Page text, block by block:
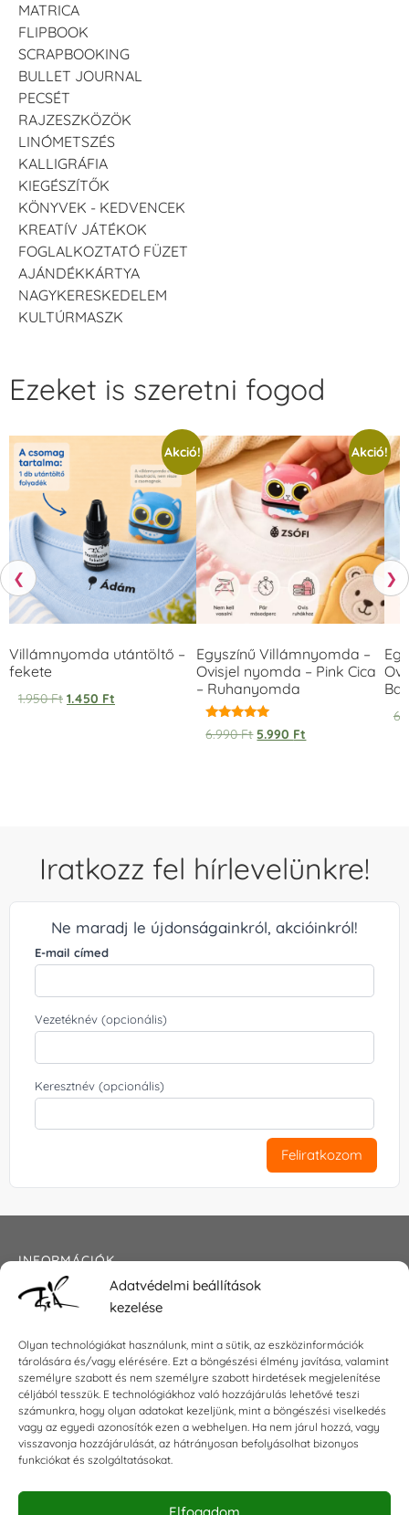
Adatvédelmi beállítások
kezelése
Olyan technológiákat használunk, mint a sütik, az eszközinformációk
tárolására és/vagy elérésére. Ezt a böngészési élmény javítása, valamint
személyre szabott és nem személyre szabott hirdetések megjelenítése
céljából tesszük. E technológiákhoz való hozzájárulás lehetővé teszi
számunkra, hogy olyan adatokat kezeljünk, mint a böngészési viselkedés
vagy az egyedi azonosítók ezen a webhelyen. Ha nem járul hozzá, vagy
visszavonja hozzájárulását, az hátrányosan befolyásolhat bizonyos
funkciókat és szolgáltatásokat.
Elfogadom
VersaCraft
Tintapárna -
Mentazöld
+1.380 Ft
VersaCraft
Tintapárna -
MATRICA
FLIPBOOK
SCRAPBOOKING
BULLET JOURNAL
PECSÉT
RAJZESZKÖZÖK
LINÓMETSZÉS
KALLIGRÁFIA
KIEGÉSZÍTŐK
KÖNYVEK - KEDVENCEK
KREATÍV JÁTÉKOK
FOGLALKOZTATÓ FÜZET
AJÁNDÉKKÁRTYA
NAGYKERESKEDELEM
KULTÚRMASZK
❮
Ezeket is szeretni fogod
Akció!
Villámnyomda utántöltő –
fekete
1.950Ft 1.450 Ft
Akció!
Egyszínű Villámnyomda –
Ovisjel nyomda – Pink Cica
– Ruhanyomda
Értékelés:
5.00
6.990Ft 5.990 Ft
❯
Iratkozz fel hírlevelünkre!
Ne maradj le újdonságainkról, akcióinkról!
E-mail címed
Vezetéknév (opcionális)
Keresztnév (opcionális)
Feliratkozom
INFORMÁCIÓK
Általános szerződési feltételek
Impresszum
KAPCSOLAT
E-mail:shop@torokszilvi.com
Telefon: +36 30 6767872